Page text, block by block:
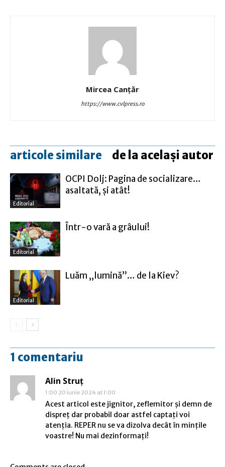
Mircea Canţăr
https://www.cvlpress.ro
articole similare de la același autor
Editorial
OCPI Dolj: Pagina de socializare…
asaltată, şi atât!
Editorial
Într-o vară a grâului!
Editorial
Luăm „lumină”… de la Kiev?
1 comentariu
Alin Struț
1:00 20 iunie 2024 at 1:00
Acest articol este jignitor, zeflemitor și demn de
dispreț dar probabil doar astfel captați voi
atenția. REPER nu se va dizolva decât în mințile
voastre! Nu mai dezinformați!